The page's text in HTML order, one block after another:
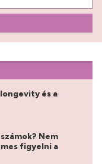
és a
Nem
figyelni a